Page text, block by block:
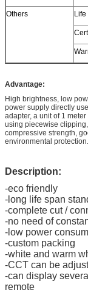
Others Life
Advantage:
High brightness, low
power supply directly
adapter, a unit of 1
using piecewise
compressive strength,
environmental protection.
Description:
-eco friendly
-long life span
-complete cut /
-no need of
-low power
-custom packing
-white and warm
-CCT can be
-can display
remote